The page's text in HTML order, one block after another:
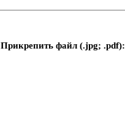
Прикрепить файл (.jpg; .pdf):